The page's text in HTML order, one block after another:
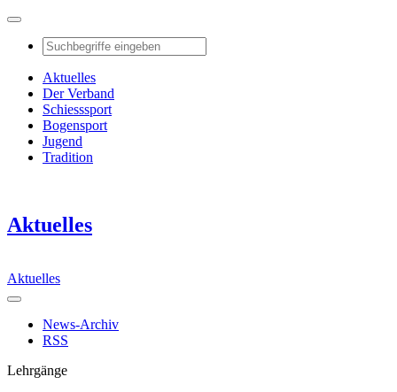
Aktuelles
Der Verband
Schiesssport
Bogensport
Jugend
Tradition
Aktuelles
Aktuelles
News-Archiv
RSS
Lehrgänge